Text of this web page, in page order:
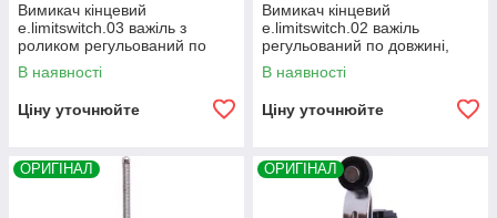
Вимикач кінцевий
e.limitswitch.03 важіль з
роликом регульований по
довжині, E.NEXT, (s0070007)
В наявності
Ціну уточнюйте
Вимикач кінцевий
e.limitswitch.02 важіль
регульований по довжині,
E.NEXT, (s0070006)
В наявності
Ціну уточнюйте
ОРИГІНАЛ ОРИГІНАЛ